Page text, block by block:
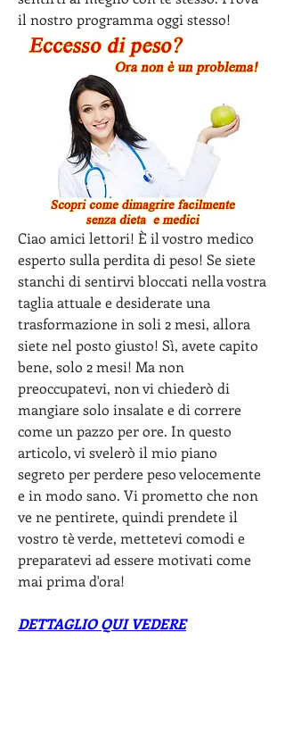
il nostro programma oggi stesso!
Ciao amici lettori! È il vostro medico
esperto sulla perdita di peso! Se siete
stanchi di sentirvi bloccati nella vostra
taglia attuale e desiderate una
trasformazione in soli 2 mesi, allora
siete nel posto giusto! Sì, avete capito
bene, solo 2 mesi! Ma non
preoccupatevi, non vi chiederò di
mangiare solo insalate e di correre
come un pazzo per ore. In questo
articolo, vi svelerò il mio piano
segreto per perdere peso velocemente
e in modo sano. Vi prometto che non
ve ne pentirete, quindi prendete il
vostro tè verde, mettetevi comodi e
preparatevi ad essere motivati come
mai prima d'ora!
DETTAGLIO QUI VEDERE